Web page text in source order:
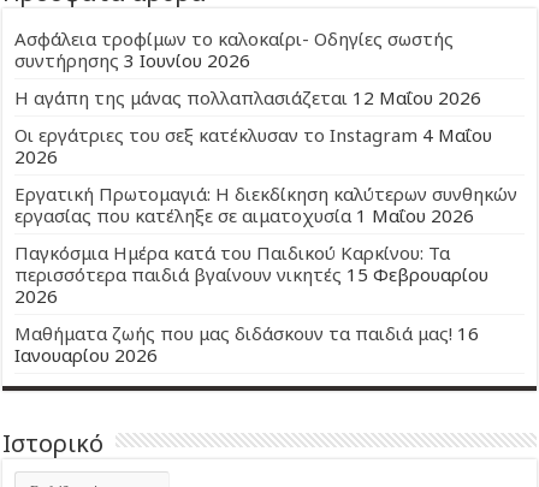
Ασφάλεια τροφίμων το καλοκαίρι- Οδηγίες σωστής
συντήρησης 3 Ιουνίου 2026
Η αγάπη της μάνας πολλαπλασιάζεται 12 Μαΐου 2026
Οι εργάτριες του σεξ κατέκλυσαν το Instagram 4 Μαΐου
2026
Εργατική Πρωτομαγιά: Η διεκδίκηση καλύτερων συνθηκών
εργασίας που κατέληξε σε αιματοχυσία 1 Μαΐου 2026
Παγκόσμια Ημέρα κατά του Παιδικού Καρκίνου: Τα
περισσότερα παιδιά βγαίνουν νικητές 15 Φεβρουαρίου
2026
Μαθήματα ζωής που μας διδάσκουν τα παιδιά μας! 16
Ιανουαρίου 2026
Ιστορικό
Ιστορικό